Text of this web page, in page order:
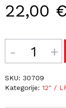
22,00 €
SKU: 30709
Kategorije: 12" /